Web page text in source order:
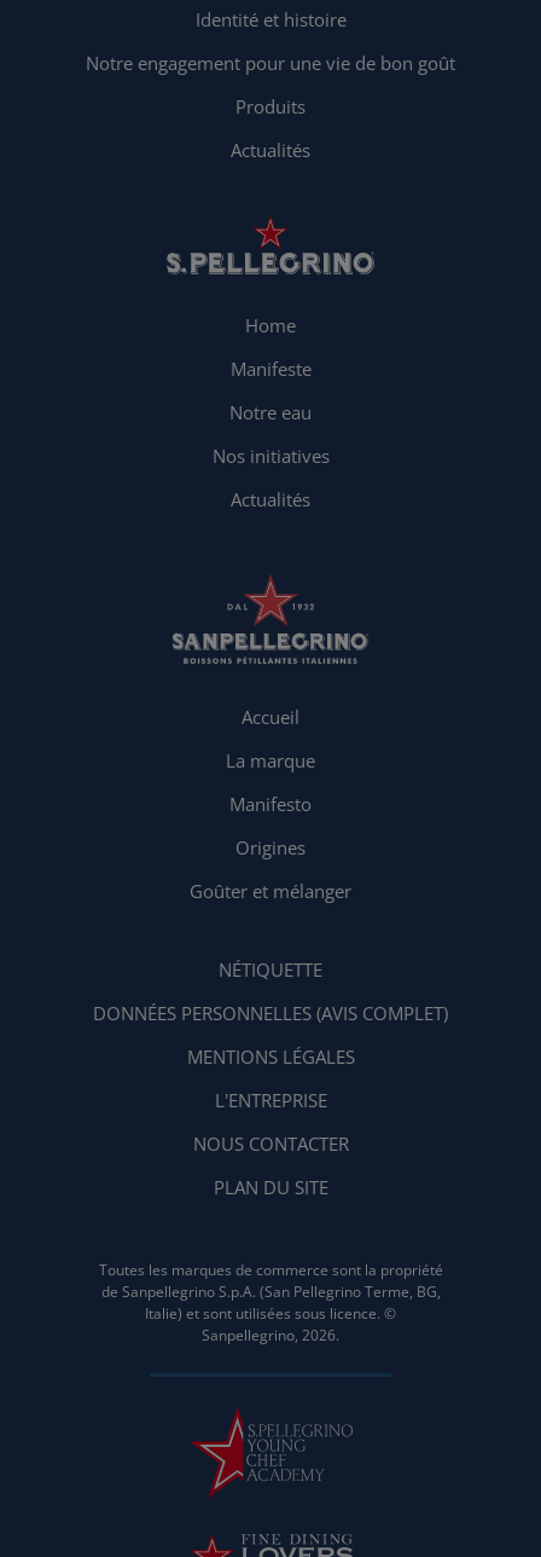
Identité et histoire
Notre engagement pour une vie de bon goût
Produits
Actualités
Home
Manifeste
Notre eau
Nos initiatives
Actualités
Accueil
La marque
Manifesto
Origines
Goûter et mélanger
NÉTIQUETTE
DONNÉES PERSONNELLES (AVIS COMPLET)
MENTIONS LÉGALES
L'ENTREPRISE
NOUS CONTACTER
PLAN DU SITE
Toutes les marques de commerce sont la propriété
de Sanpellegrino S.p.A. (San Pellegrino Terme, BG,
Italie) et sont utilisées sous licence. ©
Sanpellegrino, 2026.